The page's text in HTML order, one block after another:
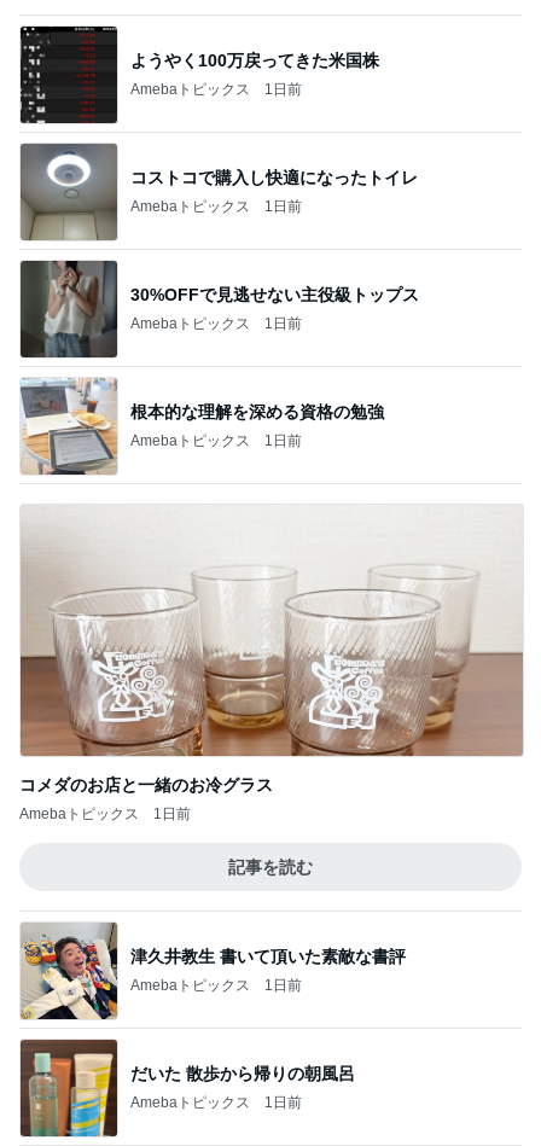
ようやく100万戻ってきた米国株
Amebaトピックス 1日前
コストコで購入し快適になったトイレ
Amebaトピックス 1日前
30%OFFで見逃せない主役級トップス
Amebaトピックス 1日前
根本的な理解を深める資格の勉強
Amebaトピックス 1日前
コメダのお店と一緒のお冷グラス
Amebaトピックス 1日前
記事を読む
津久井教生 書いて頂いた素敵な書評
Amebaトピックス 1日前
だいた 散歩から帰りの朝風呂
Amebaトピックス 1日前